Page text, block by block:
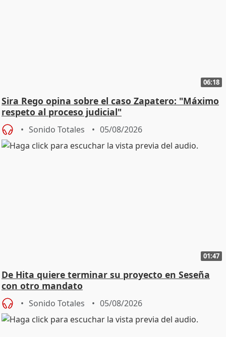
06:18
Sira Rego opina sobre el caso Zapatero: "Máximo
respeto al proceso judicial"
Sonido Totales 05/08/2026
01:47
De Hita quiere terminar su proyecto en Seseña
con otro mandato
Sonido Totales 05/08/2026